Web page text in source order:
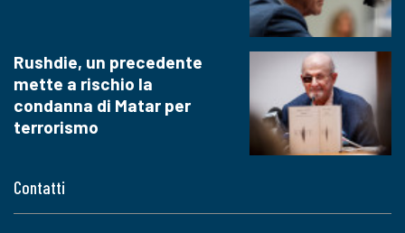
Contatti
Rushdie, un precedente
mette a rischio la
condanna di Matar per
terrorismo